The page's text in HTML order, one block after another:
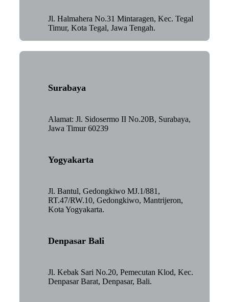
Jl. Halmahera No.31 Mintaragen, Kec. Tegal
Timur, Kota Tegal, Jawa Tengah.
Surabaya
Alamat: Jl. Sidosermo II No.20B, Surabaya,
Jawa Timur 60239
Yogyakarta
Jl. Bantul, Gedongkiwo MJ.1/881,
RT.47/RW.10, Gedongkiwo, Mantrijeron,
Kota Yogyakarta.
Denpasar Bali
Jl. Kebak Sari No.20, Pemecutan Klod, Kec.
Denpasar Barat, Denpasar, Bali.